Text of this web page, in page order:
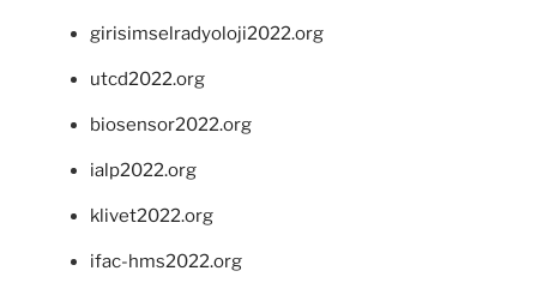
girisimselradyoloji2022.org
utcd2022.org
biosensor2022.org
ialp2022.org
klivet2022.org
ifac-hms2022.org